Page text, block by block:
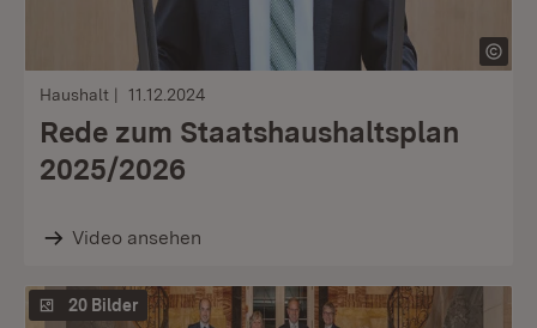
Haushalt 11.12.2024
Rede zum Staatshaushaltsplan
2025/2026
Video ansehen
20 Bilder